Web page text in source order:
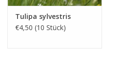
Tulipa sylvestris
€4,50 (10 Stück)